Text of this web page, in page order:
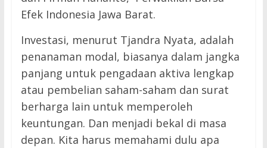
Efek Indonesia Jawa Barat.
Investasi, menurut Tjandra Nyata, adalah
penanaman modal, biasanya dalam jangka
panjang untuk pengadaan aktiva lengkap
atau pembelian saham-saham dan surat
berharga lain untuk memperoleh
keuntungan. Dan menjadi bekal di masa
depan. Kita harus memahami dulu apa